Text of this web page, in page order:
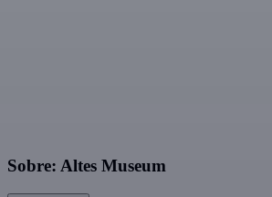
Sobre: Altes Museum